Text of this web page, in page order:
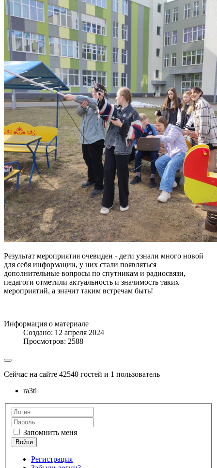
Результат мероприятия очевиден - дети узнали много новой
для себя информации, у них стали появляться
дополнительные вопросы по спутникам и радиосвязи,
педагоги отметили актуальность и значимость таких
мероприятий, а значит таким встречам быть!
Информация о материале
Создано: 12 апреля 2024
Просмотров: 2588
Сейчас на сайте 42540 гостей и 1 пользователь
ra3tl
Запомнить меня
Регистрация